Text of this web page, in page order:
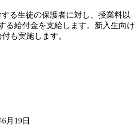
る生徒の保護者に対し、授業料以
る給付金を支給します。新入生向け
も実施します。
月19日